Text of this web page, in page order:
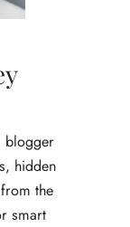
blogger
hidden
the
smart